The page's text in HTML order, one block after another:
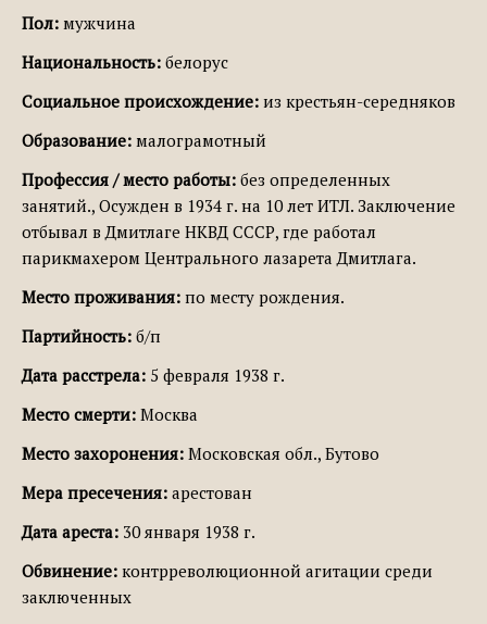
Пол: мужчина
Национальность: белорус
Социальное происхождение: из крестьян-середняков
Образование: малограмотный
Профессия / место работы: без определенных
занятий., Осужден в 1934 г. на 10 лет ИТЛ. Заключение
отбывал в Дмитлаге НКВД СССР, где работал
парикмахером Центрального лазарета Дмитлага.
Место проживания: по месту рождения.
Партийность: б/п
Дата расстрела: 5 февраля 1938 г.
Место смерти: Москва
Место захоронения: Московская обл., Бутово
Мера пресечения: арестован
Дата ареста: 30 января 1938 г.
Обвинение: контрреволюционной агитации среди
заключенных